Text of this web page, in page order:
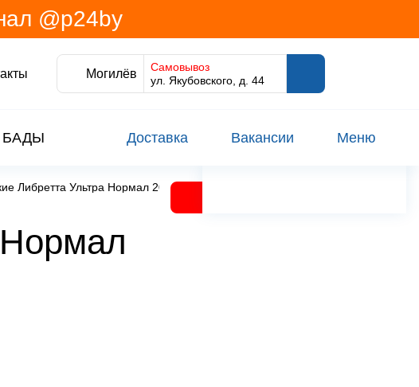
@p24by
Могилёв
Самовывоз
ул. Якубовского, д. 44
БАДЫ Доставка Вакансии Меню
Либретта Ультра Нормал 20шт Россия